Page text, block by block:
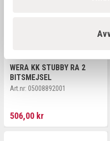
WERA KK STUBBY RA 2
BITSMEJSEL
Art.nr: 05008892001
506,00 kr